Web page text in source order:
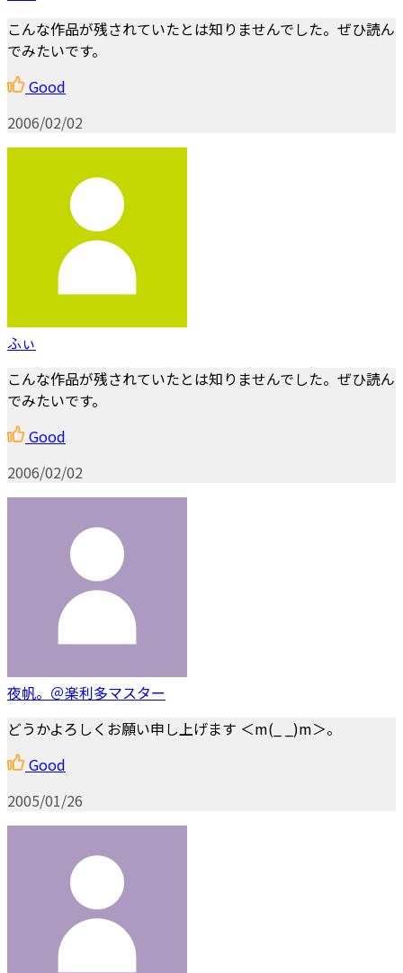
こんな作品が残されていたとは知りませんでした。ぜひ読ん
でみたいです。
Good
2006/02/02
ふぃ
こんな作品が残されていたとは知りませんでした。ぜひ読ん
でみたいです。
Good
2006/02/02
夜帆。＠楽利多マスター
どうかよろしくお願い申し上げます ＜m(_ _)m＞。
Good
2005/01/26